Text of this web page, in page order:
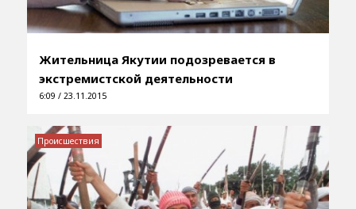
Жительница Якутии подозревается в
экстремистской деятельности
6:09 / 23.11.2015
Происшествия